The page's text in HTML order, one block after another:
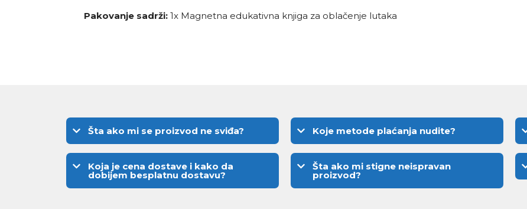
Pakovanje sadrži: 1x Magnetna edukativna knjiga za oblačenje lutaka
Šta ako mi se proizvod ne sviđa?
Koja je cena dostave i kako da
dobijem besplatnu dostavu?
Koje metode plaćanja nudite?
Šta ako mi stigne neispravan
proizvod?